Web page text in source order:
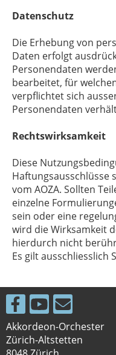
Datenschutz
Die Erhebung von
Daten erfolgt
Personendaten
bearbeitet, für
verpflichtet sich
Personendaten
Rechtswirksamkeit
Diese
Haftungsausschlüsse
vom AOZA. Sollten
einzelne
sein oder eine
wird die Wirksamkeit
hierdurch nicht
Es gilt ausschliesslich
Akkordeon-Orchester
Zürich-Altstetten